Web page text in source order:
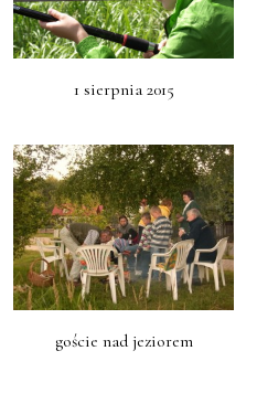
1 sierpnia 2015
goście nad jeziorem